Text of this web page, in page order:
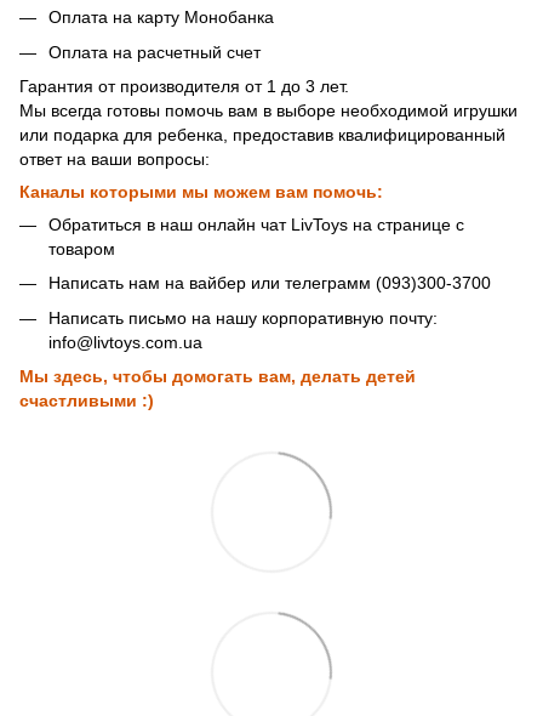
Оплата на карту Монобанка
Оплата на расчетный счет
Гарантия от производителя от 1 до 3 лет.
Мы всегда готовы помочь вам в выборе необходимой игрушки
или подарка для ребенка, предоставив квалифицированный
ответ на ваши вопросы:
Каналы которыми мы можем вам помочь:
Обратиться в наш онлайн чат LivToys на странице с
товаром
Написать нам на вайбер или телеграмм (093)300-3700
Написать письмо на нашу корпоративную почту:
info@livtoys.com.ua
Мы здесь, чтобы домогать вам, делать детей
счастливыми :)